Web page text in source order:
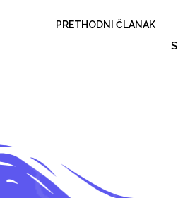
PRETHODNI ČLANAK